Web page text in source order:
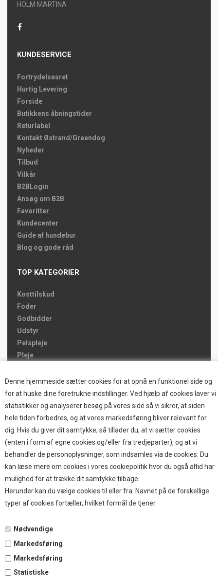
Denne hjemmeside sætter cookies for at opnå en funktionel side og
for at huske dine foretrukne indstillinger. Ved hjælp af cookies laver vi
statistikker og analyserer besøg på vores side så vi sikrer, at siden
hele tiden forbedres, og at vores markedsføring bliver relevant for
dig. Hvis du giver dit samtykke, så tillader du, at vi sætter cookies
(enten i form af egne cookies og/eller fra tredjeparter), og at vi
behandler de personoplysninger, som indsamles via de cookies. Du
kan læse mere om cookies i vores cookiepolitik hvor du også altid har
mulighed for at trække dit samtykke tilbage.
Herunder kan du vælge cookies til eller fra. Navnet på de forskellige
typer af cookies fortæller, hvilket formål de tjener.
Nødvendige
Markedsføring
Markedsføring
Statistiske
HOLM MARTINA
KUNDESERVICE
Fortrydelsesret
Hurtig Levering
Forside
Butikkens åbningstider
Returlabel
Kontakt Østrand/Greendog
Nyheder
Tilbud
Vilkår
B2BLogin
Ansøg om B2B
Favoritter
Kundecenter
Guide af hundebur
Blog og gode råd
TOP KATEGORIER
Kosttilskud
Foder
Godbidder
Udstyr
Pelspleje
Pleje
Brands
TOP BRANDS
HOKAMIX
HVALPESTART RAIZUP
Thule hundbure
GRAU
STARMARK
VARIOCAGE-MIMSAFE
TILMELD NYHEDSBREV